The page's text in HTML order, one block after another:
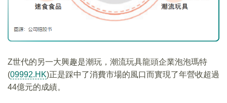
Z世代的另一大興趣是潮玩，潮流玩具龍頭企業泡泡瑪特
(09992.HK)正是踩中了消費市場的風口而實現了年營收超過
44億元的成績。